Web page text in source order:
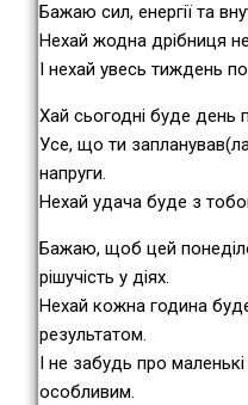
Бажаю сил, енергії та
Нехай жодна дрібниця не
І нехай увесь тиждень
Хай сьогодні буде день
Усе, що ти
напруги.
Нехай удача буде з
Бажаю, щоб цей
рішучість у діях.
Нехай кожна година
результатом.
І не забудь про
особливим.